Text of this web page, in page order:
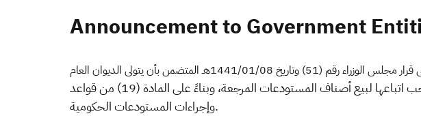
Search
Suggestions
Announcement to Government
​​​​إشارة لتعميم معالي رئيس الديوان العام للمحاسبة رقم 20722 وتاريخ 1442/04/09هـ المشار فيه إلى قرار مجلس الوزراء رقم (51) وتاريخ 1441/01/08هـ المتضمن بأن يتولى الديوان العام
على المستودعات الحكومية والإجراءات الواجب اتباعها لبيع أصناف المستودعات المرجعة، وبناءً على المادة (19) من قواعد
وإجراءات المستودعات الحكومية.